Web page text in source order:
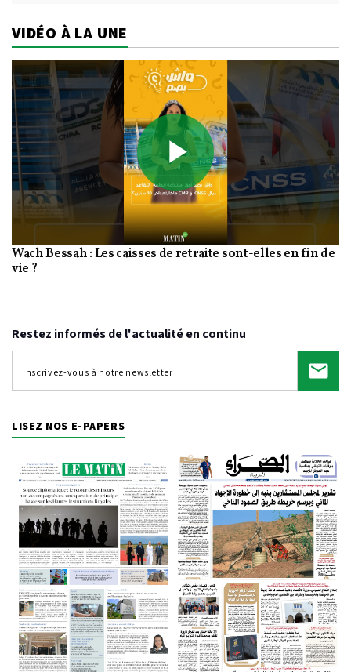
VIDÉO À LA UNE
Play
Video
Wach Bessah : Les caisses de retraite sont-elles en fin de
vie ?
Restez informés de l'actualité en continu
LISEZ NOS E-PAPERS